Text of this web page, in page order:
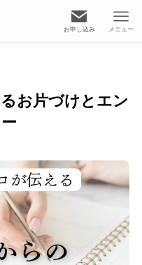
お申し込み メニュー
お片づけとエン